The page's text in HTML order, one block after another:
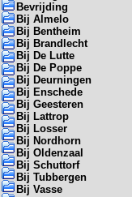
Bevrijding
Bij Almelo
Bij Bentheim
Bij Brandlecht
Bij De Lutte
Bij De Poppe
Bij Deurningen
Bij Enschede
Bij Geesteren
Bij Lattrop
Bij Losser
Bij Nordhorn
Bij Oldenzaal
Bij Schuttorf
Bij Tubbergen
Bij Vasse